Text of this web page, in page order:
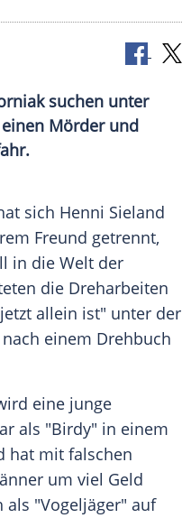
suchen unter
Mörder und
sich Henni Sieland
Freund getrennt,
in die Welt der
die Dreharbeiten
allein ist" unter der
einem Drehbuch
eine junge
als "Birdy" in einem
hat mit falschen
um viel Geld
als "Vogeljäger" auf